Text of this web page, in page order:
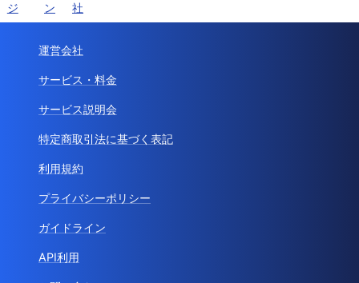
ジ
ン
社
運営会社
サービス・料金
サービス説明会
特定商取引法に基づく表記
利用規約
プライバシーポリシー
ガイドライン
API利用